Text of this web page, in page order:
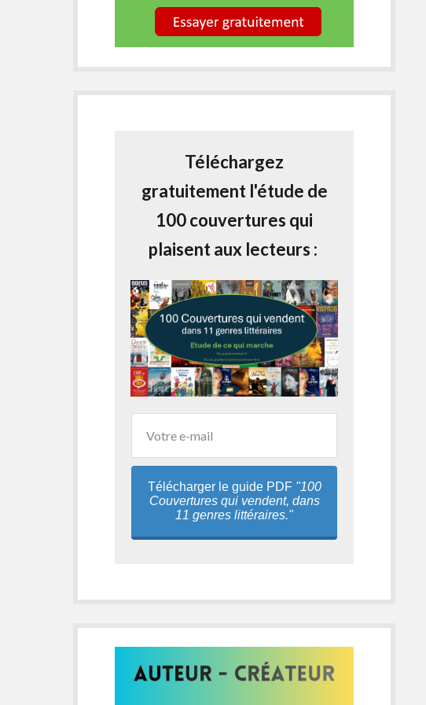
Téléchargez
gratuitement l'étude de
100 couvertures qui
plaisent aux lecteurs :
Télécharger le guide PDF "100
Couvertures qui vendent, dans
11 genres littéraires."